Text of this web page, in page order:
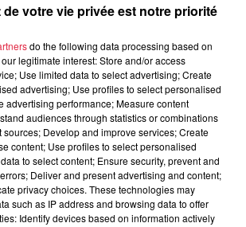
16h00
À Hoerdt, de l’eau brune sort des
robinets
de votre vie privée est notre priorité
do the following data processing based on
legitimate interest: Store and/or access
Use limited data to select advertising; Create
advertising; Use profiles to select personalised
advertising performance; Measure content
audiences through statistics or combinations
sources; Develop and improve services; Create
content; Use profiles to select personalised
to select content; Ensure security, prevent and
Deliver and present advertising and content;
privacy choices. These technologies may
such as IP address and browsing data to offer
Identify devices based on information actively